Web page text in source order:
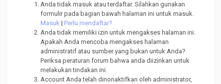
Anda tidak masuk atau terdaftar. Silahkan gunakan
formulir pada bagian bawah halaman ini untuk masuk.
Masuk | Perlu mendaftar?
Anda tidak memiliki izin untuk mengakses halaman ini.
Apakah Anda mencoba mengakses halaman
administratif atau sumber yang bukan untuk Anda?
Periksa peraturan forum bahwa anda diizinkan untuk
melakukan tindakan ini.
Account Anda telah dinonaktifkan oleh administrator,